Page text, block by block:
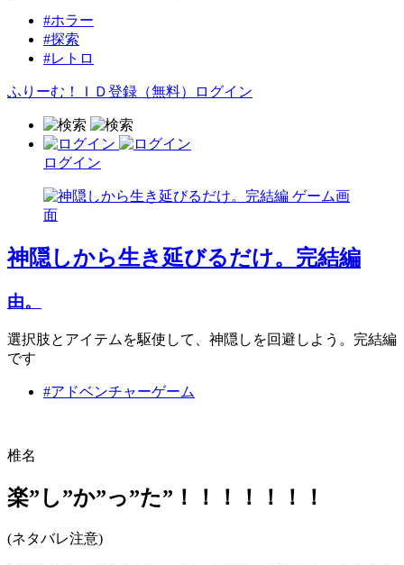
#ホラー
#探索
#レトロ
ふりーむ！ＩＤ登録（無料） ログイン
ログイン
神隠しから生き延びるだけ。完結編
由。
選択肢とアイテムを駆使して、神隠しを回避しよう。完結編
です
#アドベンチャーゲーム
椎名
楽”し”か”っ”た”！！！！！！！
(ネタバレ注意)